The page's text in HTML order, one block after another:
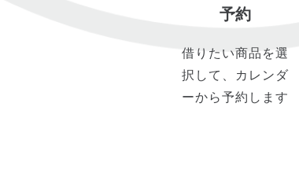
予約
借りたい商品を選
択して、カレンダ
ーから予約します